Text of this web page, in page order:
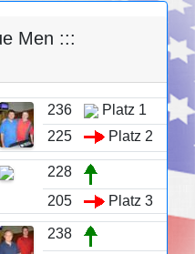
Men :::
236
Platz 1
225 Platz 2
228
205 Platz 3
238